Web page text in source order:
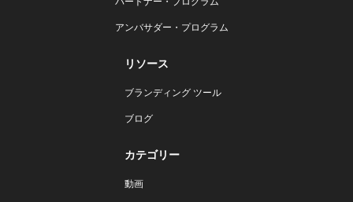
アンバサダー・プログラム
リソース
ブランディング ツール
ブログ
カテゴリー
動画